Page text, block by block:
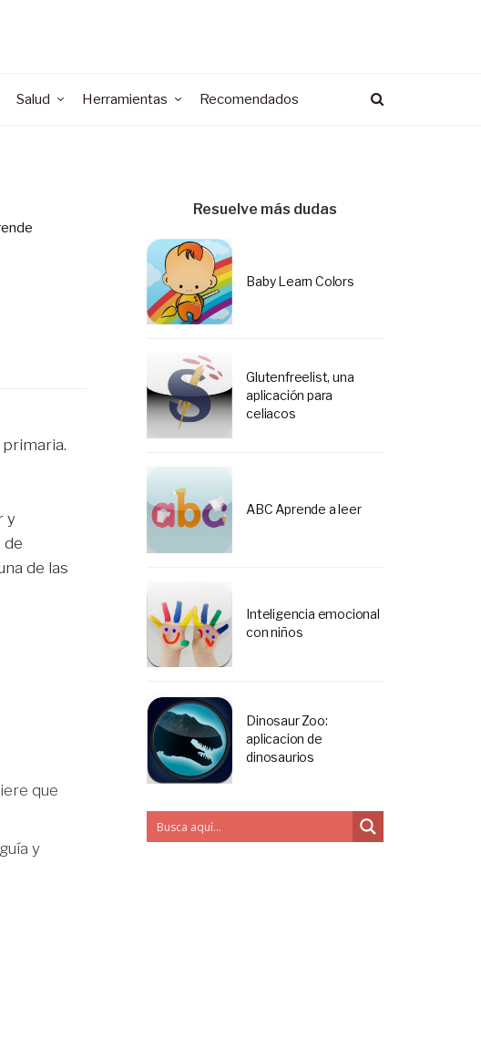
Salud Herramientas Recomendados
y
de
de las
que
y
Resuelve más dudas
Baby Learn Colors
Glutenfreelist, una
aplicación para
celiacos
ABC Aprende a leer
Inteligencia emocional
con niños
Dinosaur Zoo:
aplicacion de
dinosaurios